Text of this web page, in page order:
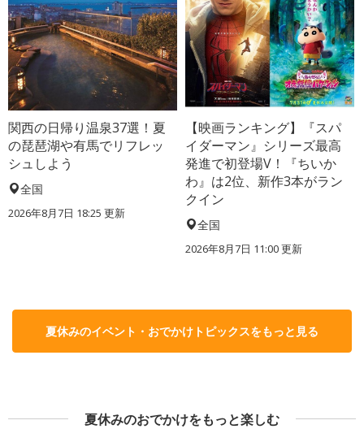
関西の日帰り温泉37選！夏
の琵琶湖や有馬でリフレッ
シュしよう
全国
2026年8月7日 18:25 更新
【映画ランキング】『スパ
イダーマン』シリーズ最高
発進で初登場V！『ちいか
わ』は2位、新作3本がラン
クイン
全国
2026年8月7日 11:00更新
夏休みのイベント・おでかけトピックスをもっと見る
夏休みのおでかけをもっと楽しむ